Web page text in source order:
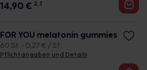
14,90 € 2, 3
FOR YOU melatonin gummies
60 St. • 0,27 € / St.
Pflichtangaben und Details